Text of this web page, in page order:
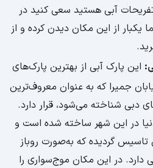
تفریحات آبی هستید سعی کنید در
از این مکان دیدن کرده و از
این پارک آبی از بهترین پارک‌های
جمیرا که به عنوان معروف‌ترین
دبی شناخته می‌شود، قرار دارد.
در این شهر ساخته شده است و
گردیده که به‌صورت‌ روباز
در این مکان موج‌سواری را